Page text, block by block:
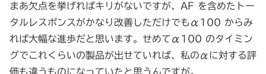
まあ欠点を挙げればキリがないですが、AF を含めたトー
タルレスポンスがかなり改善しただけでもα100 からみ
れば大幅な進歩だと思います。せめてα100 のタイミン
グでこれくらいの製品が出せていれば、私のαに対する評
価も違うものになっていたと思うんですが。